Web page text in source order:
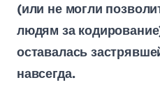
(или не могли
людям за
оставалась
навсегда.